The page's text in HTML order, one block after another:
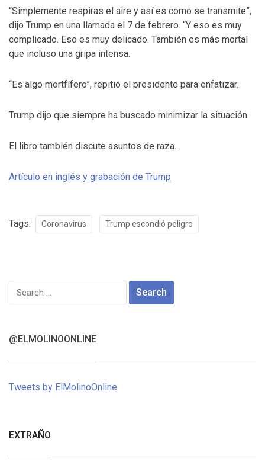
“Simplemente respiras el aire y así es como se transmite”,
dijo Trump en una llamada el 7 de febrero. “Y eso es muy
complicado. Eso es muy delicado. También es más mortal
que incluso una gripa intensa.
“Es algo mortfífero”, repitió el presidente para enfatizar.
Trump dijo que siempre ha buscado minimizar la situación.
El libro también discute asuntos de raza.
Artículo en inglés y grabación de Trump
Tags: Coronavirus Trump escondió peligro
Search
for:
@ELMOLINOONLINE
Tweets by ElMolinoOnline
EXTRAÑO